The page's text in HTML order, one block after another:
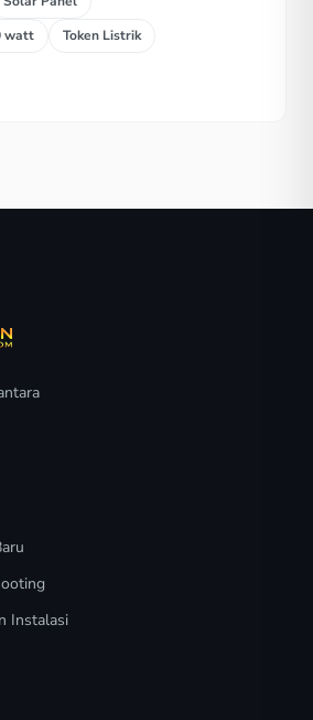
watt
Token Listrik
Instalasi